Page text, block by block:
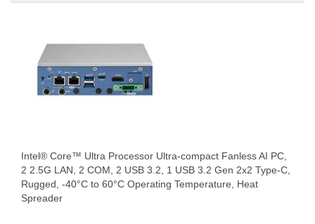
Intel® Core™ Ultra Processor Ultra-compact Fanless AI PC,
2 2.5G LAN, 2 COM, 2 USB 3.2, 1 USB 3.2 Gen 2x2 Type-C,
Rugged, -40°C to 60°C Operating Temperature, Heat
Spreader